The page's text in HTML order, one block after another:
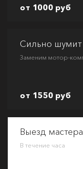
от 1000 руб
Сильно шумит
Заменим мотор-
от 1550 руб
Выезд мастера
В течение часа